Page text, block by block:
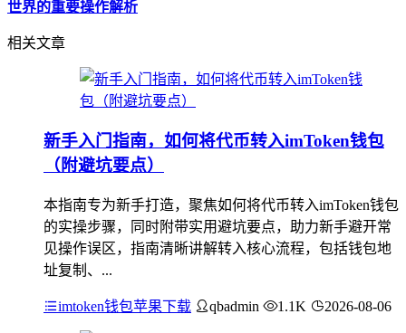
世界的重要操作解析
相关文章
新手入门指南，如何将代币转入imToken钱包
（附避坑要点）
本指南专为新手打造，聚焦如何将代币转入imToken钱包
的实操步骤，同时附带实用避坑要点，助力新手避开常
见操作误区，指南清晰讲解转入核心流程，包括钱包地
址复制、...
imtoken钱包苹果下载 qbadmin 1.1K 2026-08-06